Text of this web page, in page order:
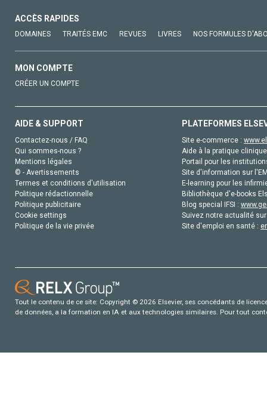
ACCÈS RAPIDES
DOMAINES TRAITÉS EMC REVUES LIVRES NOS FORMULES
MON COMPTE
CRÉER UN COMPTE
AIDE & SUPPORT
Contactez-nous / FAQ
Qui sommes-nous ?
Mentions légales
© - Avertissements
Termes et conditions d'utilisation
Politique rédactionnelle
Politique publicitaire
Cookie settings
Politique de la vie privée
PLATEFORMES
Site e-commerce :
Aide à la pratique
Portail pour les
Site d'information sur
E-learning pour les
Bibliothèque d'e-books
Blog special IFSI :
Suivez notre actualité
Site d'emploi en santé :
Tout le contenu de ce site: Copyright © 2026 Elsevier, ses concédants de
de données, a la formation en IA et aux technologies similaires. Pour tout